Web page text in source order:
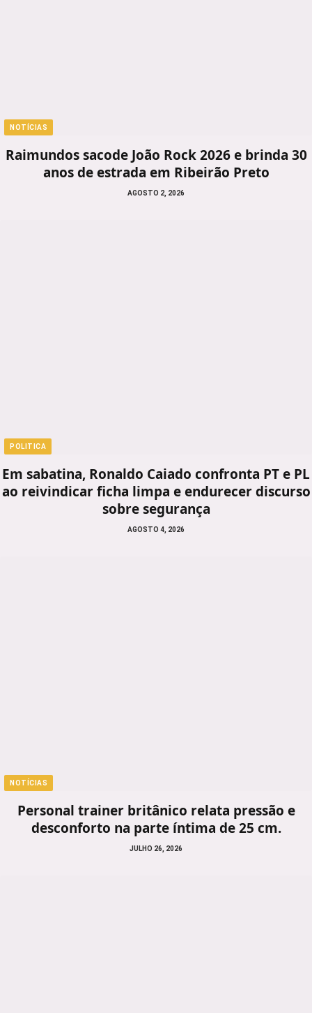
NOTÍCIAS
Raimundos sacode João Rock 2026 e brinda 30
anos de estrada em Ribeirão Preto
AGOSTO 2, 2026
POLITICA
Em sabatina, Ronaldo Caiado confronta PT e PL
ao reivindicar ficha limpa e endurecer discurso
sobre segurança
AGOSTO 4, 2026
NOTÍCIAS
Personal trainer britânico relata pressão e
desconforto na parte íntima de 25 cm.
JULHO 26, 2026